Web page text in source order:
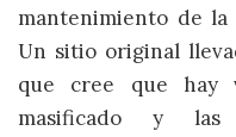
mantenimiento de la
Un sitio original
que cree que hay
masificado y las